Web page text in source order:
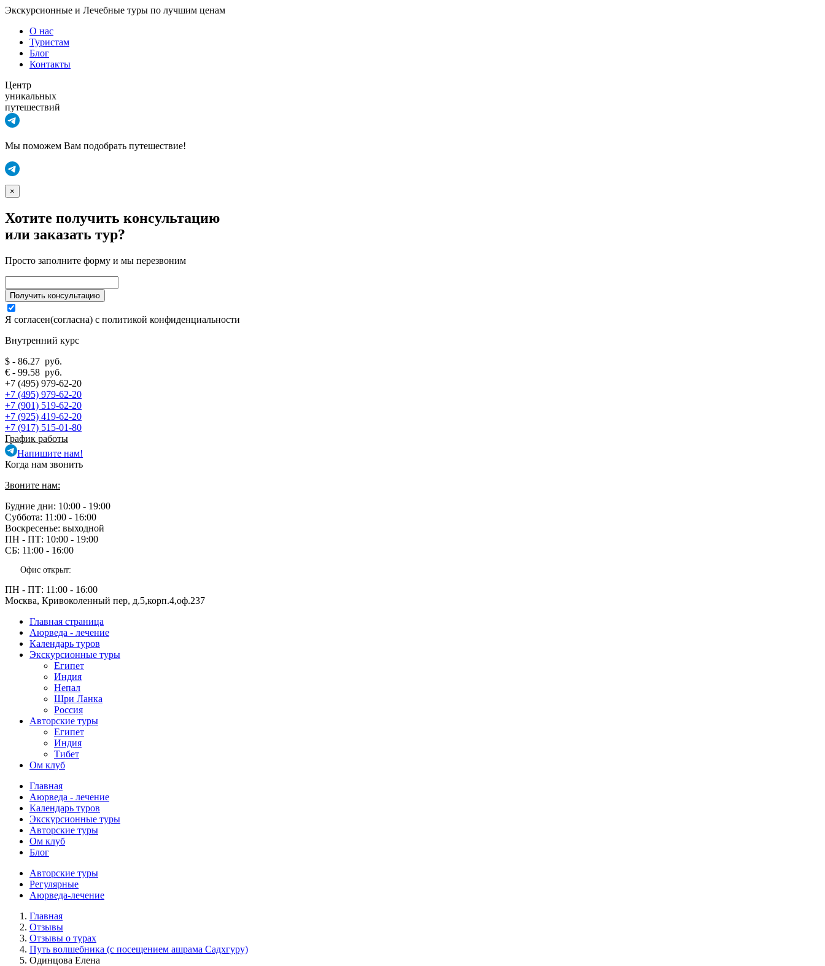
Экскурсионные и Лечебные туры по лучшим ценам
О нас
Туристам
Блог
Контакты
Центр
уникальных
путешествий
Мы поможем Вам подобрать путешествие!
×
Хотите получить консультацию
или заказать тур?
Просто заполните форму и мы перезвоним
Я согласен(согласна) с политикой конфиденциальности
Внутренний курс
$ - 86.27 руб.
€ - 99.58 руб.
+7 (495) 979-62-20
+7 (495) 979-62-20
+7 (901) 519-62-20
+7 (925) 419-62-20
+7 (917) 515-01-80
График работы
Напишите нам!
Когда нам звонить
Звоните нам:
Будние дни: 10:00 - 19:00
Суббота: 11:00 - 16:00
Воскресенье: выходной
ПН - ПТ: 10:00 - 19:00
СБ: 11:00 - 16:00
Офис открыт:
ПН - ПТ: 11:00 - 16:00
Москва, Кривоколенный пер, д.5,корп.4,оф.237
Главная страница
Аюрведа - лечение
Календарь туров
Экскурсионные туры
Египет
Индия
Непал
Шри Ланка
Россия
Авторские туры
Египет
Индия
Тибет
Ом клуб
Главная
Аюрведа - лечение
Календарь туров
Экскурсионные туры
Авторские туры
Ом клуб
Блог
Авторские туры
Регулярные
Аюрведа-лечение
Главная
Отзывы
Отзывы о турах
Путь волшебника (с посещением ашрама Садхгуру)
Одинцова Елена